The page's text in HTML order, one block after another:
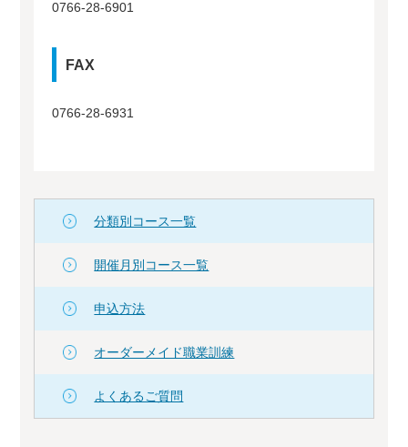
0766-28-6901
FAX
0766-28-6931
分類別コース一覧
開催月別コース一覧
申込方法
オーダーメイド職業訓練
よくあるご質問